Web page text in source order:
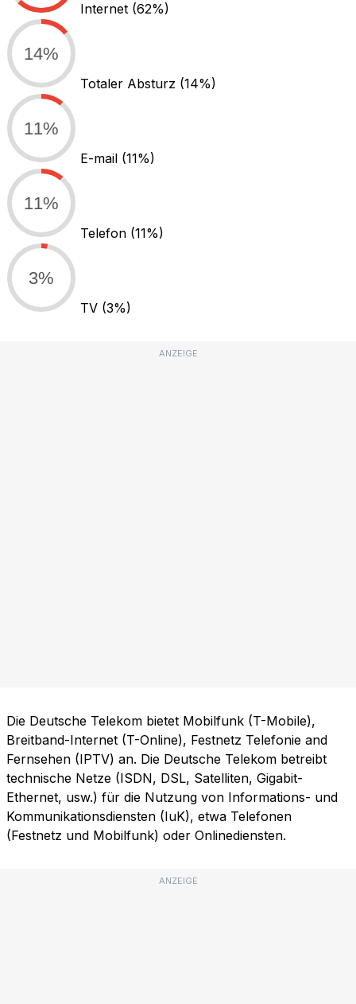
Internet (62%)
14%
Totaler Absturz (14%)
11%
E-mail (11%)
11%
Telefon (11%)
3%
TV (3%)
ANZEIGE
Die Deutsche Telekom bietet Mobilfunk (T-Mobile),
Breitband-Internet (T-Online), Festnetz Telefonie and
Fernsehen (IPTV) an. Die Deutsche Telekom betreibt
technische Netze (ISDN, DSL, Satelliten, Gigabit-
Ethernet, usw.) für die Nutzung von Informations- und
Kommunikationsdiensten (IuK), etwa Telefonen
(Festnetz und Mobilfunk) oder Onlinediensten.
ANZEIGE